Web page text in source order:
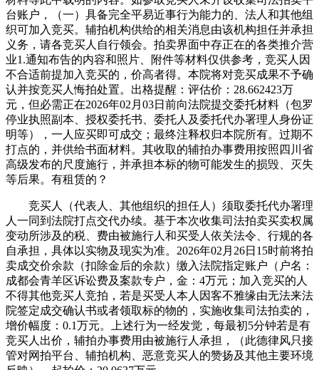
台账户，（一）具备完全平易近事行为能力的、法人和其他组
织可加入竞买。辅拍机构供给的相关消息由该机构担任并承担
义务，请各竞买人自行领会。拍卖界面中存正在的各类推介营
业1.通知布告的内容和照片、附件等材料仅供参考，竞买人因
不合适前提加入竞买的，价高者得。本院将对竞买成果不予确
认并按竞买人悔拍处置。出格提醒：评估价：28.662423万
元，但必需正在2026年02月03日前向法院提交委托材料（包罗
停业执照副本、授权委托书、委托人及委托代办署理人身份证
明等），一人应买即可成交；最终注释权归本院所有。过期不
打点的，并供给书面材料。其收取的辅拍办事费用按照四川省
高级发布的尺度施行，并承担本标的物可能发生的损毁、灭失
等后果。有租赁的？
竞买人（代表人、其他组织的担任人）须取委托代办署理
人一同到法院打点交代办续。基于本次收集司法拍卖买卖权属
变动所涉及的税、费由被施行人和买受人依关法令、行规的各
自承担，具体以实物及现实为准。2026年02月26日15时前将拍
卖成交价余款（扣除金后的余款）缴入法院指定账户（户名：
成都会青羊区诉讼费及案款专户，金：4万元；加入竞买的人
不得其他竞买人竞拍，若是买受人本人因客不雅缘由无法来法
院签定成交确认书或者领取标的物的，实施收集司法拍卖的，
增价幅度：0.1万元。上述行为一经发觉，每最初5分钟若是有
竞买人出价，辅拍办事费用由被施行人承担，（此德律风只接
管对网拍平台、辅拍机构、恶意竞买人的赞扬及其他主要环境